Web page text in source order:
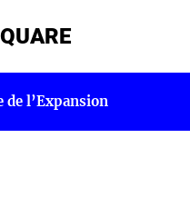
de l’Expansion